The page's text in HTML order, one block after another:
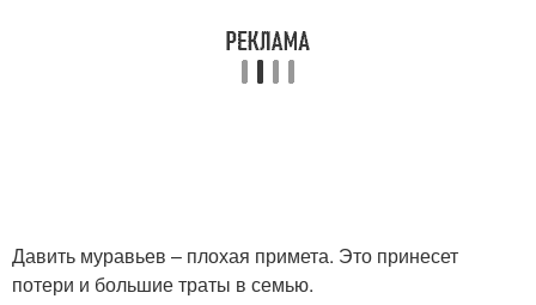
Давить муравьев – плохая примета. Это принесет
потери и большие траты в семью.